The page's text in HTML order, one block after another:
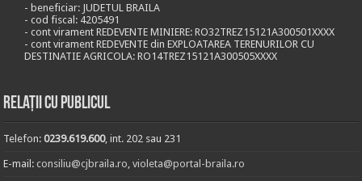
- beneficiar: JUDETUL BRAILA
- cod fiscal: 4205491
- cont virament REDEVENTE MINIERE: RO32TREZ15121A300501XXXX
- cont virament REDEVENTE din EXPLOATAREA TERENURILOR CU
DESTINATIE AGRICOLA: RO14TREZ15121A300505XXXX
Relații cu publicul
Telefon:0239.619.600, int. 202 sau 231
E-mail:consiliu@cjbraila.ro ,violeta@portal-braila.ro